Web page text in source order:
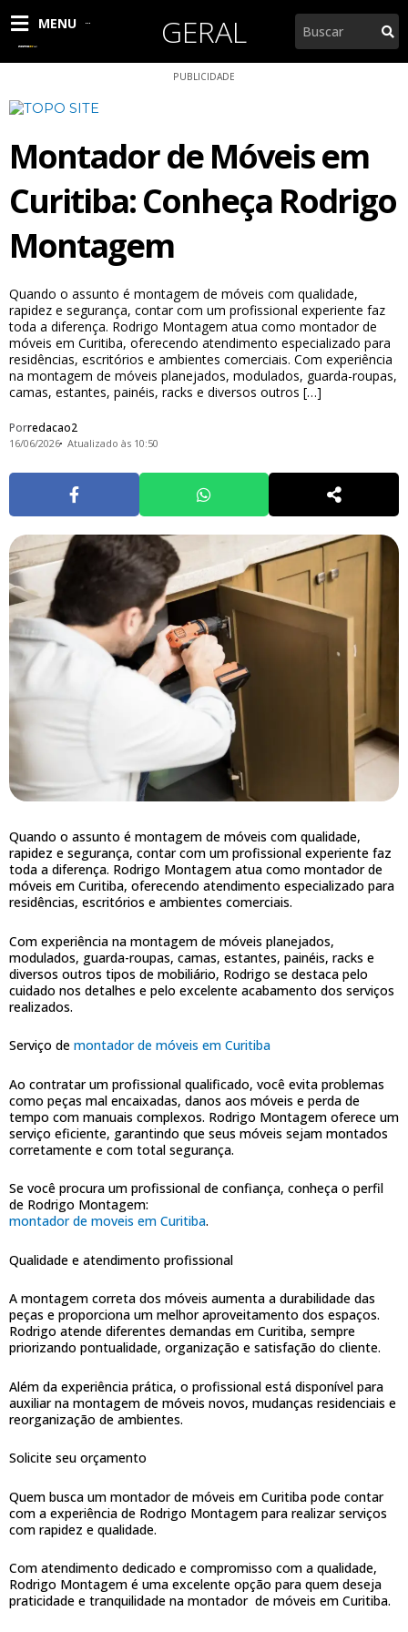
para
MENU GERAL Pesquisar
PUBLICIDADE
Montador de Móveis em
Curitiba: Conheça Rodrigo
Montagem
Quando o assunto é montagem de móveis com qualidade,
rapidez e segurança, contar com um profissional experiente faz
toda a diferença. Rodrigo Montagem atua como montador de
móveis em Curitiba, oferecendo atendimento especializado para
residências, escritórios e ambientes comerciais. Com experiência
na montagem de móveis planejados, modulados, guarda-roupas,
camas, estantes, painéis, racks e diversos outros […]
Porredacao2
16/06/2026 Atualizado às 10:50
Quando o assunto é montagem de móveis com qualidade,
rapidez e segurança, contar com um profissional experiente faz
toda a diferença. Rodrigo Montagem atua como montador de
móveis em Curitiba, oferecendo atendimento especializado para
residências, escritórios e ambientes comerciais.
Com experiência na montagem de móveis planejados,
modulados, guarda-roupas, camas, estantes, painéis, racks e
diversos outros tipos de mobiliário, Rodrigo se destaca pelo
cuidado nos detalhes e pelo excelente acabamento dos serviços
realizados.
Serviço de montador de móveis em Curitiba
Ao contratar um profissional qualificado, você evita problemas
como peças mal encaixadas, danos aos móveis e perda de
tempo com manuais complexos. Rodrigo Montagem oferece um
serviço eficiente, garantindo que seus móveis sejam montados
corretamente e com total segurança.
Se você procura um profissional de confiança, conheça o perfil
de Rodrigo Montagem:
montador de moveis em Curitiba.
Qualidade e atendimento profissional
A montagem correta dos móveis aumenta a durabilidade das
peças e proporciona um melhor aproveitamento dos espaços.
Rodrigo atende diferentes demandas em Curitiba, sempre
priorizando pontualidade, organização e satisfação do cliente.
Além da experiência prática, o profissional está disponível para
auxiliar na montagem de móveis novos, mudanças residenciais e
reorganização de ambientes.
Solicite seu orçamento
Quem busca um montador de móveis em Curitiba pode contar
com a experiência de Rodrigo Montagem para realizar serviços
com rapidez e qualidade.
Com atendimento dedicado e compromisso com a qualidade,
Rodrigo Montagem é uma excelente opção para quem deseja
praticidade e tranquilidade na montador de móveis em Curitiba.